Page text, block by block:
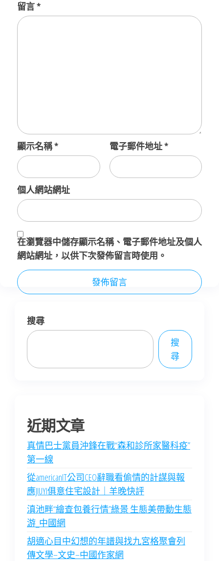
留言*
顯示名稱* 電子郵件地址*
個人網站網址
在瀏覽器中儲存顯示名稱、電子郵件地址及個人
網站網址，以供下次發佈留言時使用。
搜尋
搜
尋
近期文章
真情巴士黨員沖鋒在戰“森和診所家醫科疫”
第一線
從americanIT公司CEO辭職看偷情的計謀與報
應JIUYI俱意住宅設計｜羊晚快評
滇池畔“繪查包養行情”綠景 生態美帶動生態
游_中國網
胡適心目中幻想的年譜與找九宮格聚會列
傳文學–文史–中國作家網